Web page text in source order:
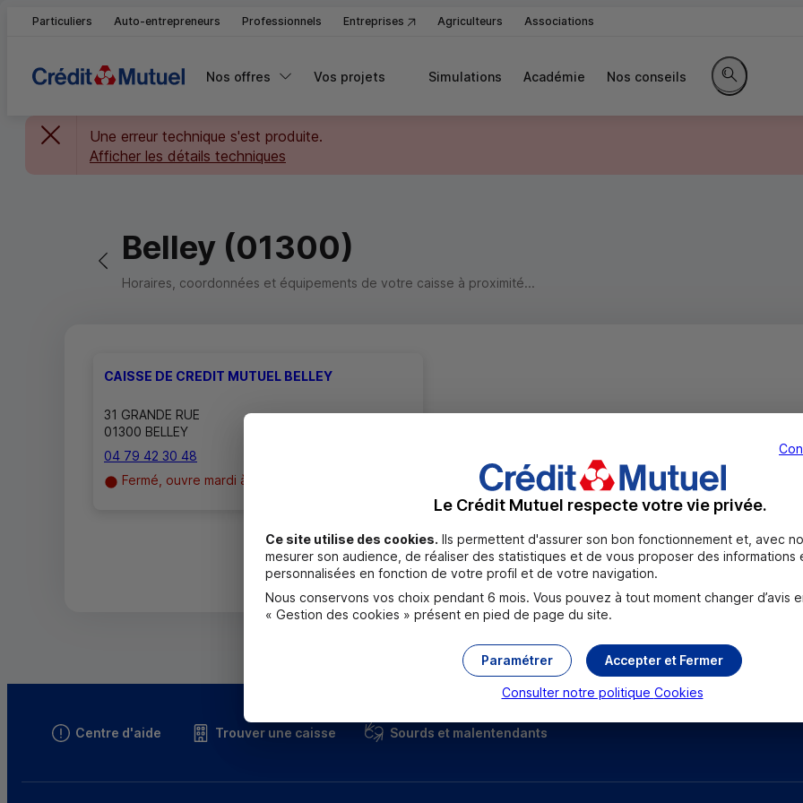
Particuliers Auto-entrepreneurs Professionnels Entreprises Agriculteurs Associations
Nos offres Vos projets Simulations Académie Nos conseils
Rechercher
Une erreur technique s'est produite.
Afficher les détails techniques
Retour vers la page précédente
Belley (01300)
Horaires, coordonnées et équipements de votre caisse à proximité...
CAISSE DE CREDIT MUTUEL BELLEY
31 GRANDE RUE
01300 BELLEY
04 79 42 30 48
Fermé, ouvre mardi à 8h45
Toutes les localités
Centre d'aide Trouver une caisse Sourds et malentendants
Le Crédit Mutuel respecte votre vie privée.
Ce site utilise des cookies. Ils permettent d'assurer son bon fonctionnement et, avec
mesurer son audience, de réaliser des statistiques et de vous proposer des informations
personnalisées en fonction de votre profil et de votre navigation.
Nous conservons vos choix pendant 6 mois. Vous pouvez à tout moment changer d’avis
« Gestion des cookies » présent en pied de page du site.
Accepter et Fermer
Paramétrer
Consulter notre politique Cookies